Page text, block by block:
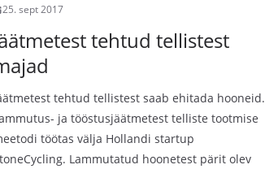
25. sept 2017
tehtud tellistest
tehtud tellistest saab ehitada hooneid.
ja tööstusjäätmetest telliste tootmise
töötas välja Hollandi startup
Lammutatud hoonetest pärit olev